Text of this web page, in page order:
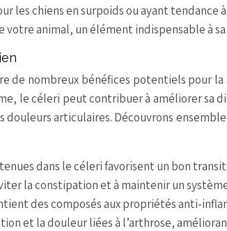
les chiens en surpoids ou ayant tendance
votre animal, un élément indispensable à
de nombreux bénéfices potentiels pour la
le céleri peut contribuer à améliorer sa
articulaires. Découvrons
dans le céleri favorisent un bon
la constipation et à maintenir un
des composés aux propriétés anti-
et la douleur liées à l’arthrose,